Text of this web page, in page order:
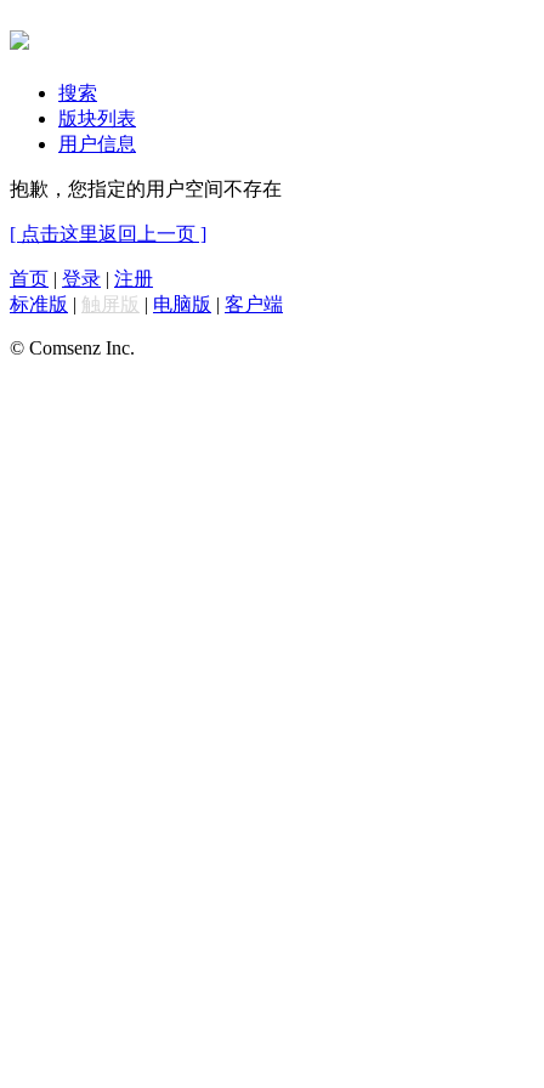
搜索
版块列表
用户信息
抱歉，您指定的用户空间不存在
[ 点击这里返回上一页 ]
首页 | 登录 | 注册
标准版 | 触屏版 | 电脑版 | 客户端
© Comsenz Inc.